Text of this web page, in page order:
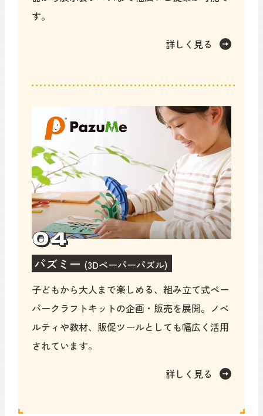
す。
詳しく見る
パズミー (3Dペーパーパズル)
子どもから大人まで楽しめる、組み立て式ペー
パークラフトキットの企画・販売を展開。ノベ
ルティや教材、販促ツールとしても幅広く活用
されています。
詳しく見る